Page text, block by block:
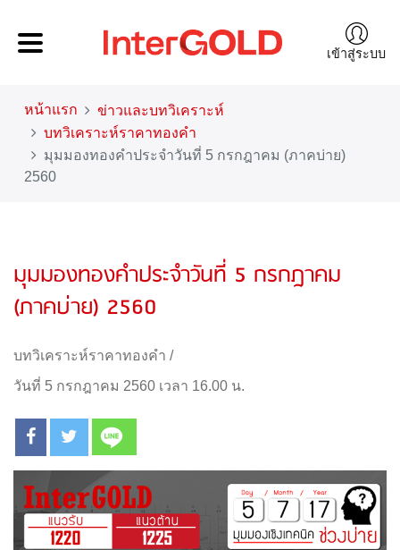
เข้าสู่ระบบ
หน้าแรก
ข่าวและบทวิเคราะห์
บทวิเคราะห์ราคาทองคำ
มุมมองทองคำประจำวันที่ 5 กรกฎาคม (ภาคบ่าย)
2560
มุมมองทองคำประจำวันที่ 5 กรกฎาคม
(ภาคบ่าย) 2560
บทวิเคราะห์ราคาทองคำ /
วันที่ 5 กรกฎาคม 2560 เวลา 16.00 น.